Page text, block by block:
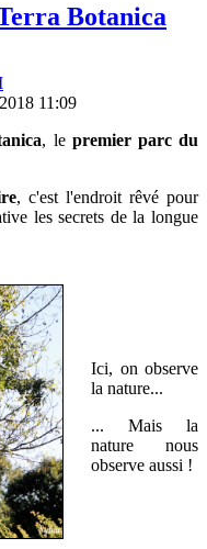
Botanica
11:09
, le premier parc du
, c'est l'endroit rêvé pour
les secrets de la longue
Ici, on observe
la nature...
... Mais la
nature nous
observe aussi !